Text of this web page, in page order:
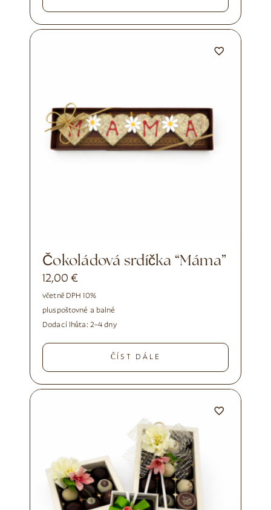
Čokoládová srdíčka “Máma”
12,00€
včetně DPH 10%
pluspoštovné a balné
Dodací lhůta: 2–4 dny
ČÍST DÁLE